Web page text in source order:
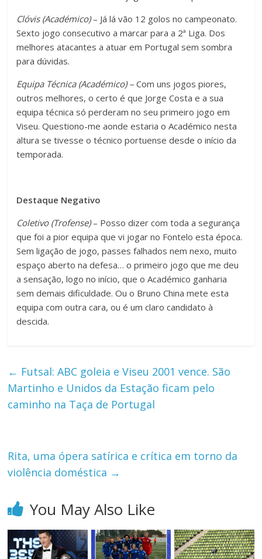
Clóvis (Académico)– Já lá vão 12 golos no campeonato.
Sexto jogo consecutivo a marcar para a 2ª Liga. Dos
melhores atacantes a atuar em Portugal sem sombra
para dúvidas.
Equipa Técnica (Académico) –Com uns jogos piores,
outros melhores, o certo é que Jorge Costa e a sua
equipa técnica só perderam no seu primeiro jogo em
Viseu. Questiono-me aonde estaria o Académico nesta
altura se tivesse o técnico portuense desde o início da
temporada.
Destaque Negativo
Coletivo (Trofense)– Posso dizer com toda a segurança
que foi a pior equipa que vi jogar no Fontelo esta época.
Sem ligação de jogo, passes falhados nem nexo, muito
espaço aberto na defesa… o primeiro jogo que me deu
a sensação, logo no início, que o Académico ganharia
sem demais dificuldade. Ou o Bruno China mete esta
equipa com outra cara, ou é um claro candidato à
descida.
← Futsal: ABC goleia e Viseu 2001 vence. São
Martinho e Unidos da Estação ficam pelo
caminho na Taça de Portugal
Rita, uma ópera satírica e crítica em torno da
violência doméstica →
You May Also Like